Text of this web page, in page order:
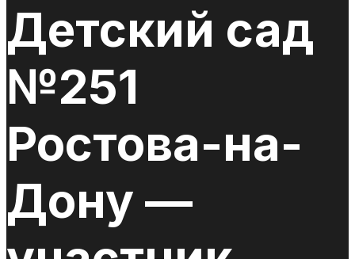
Детский сад
№251
Ростова-на-
Дону —